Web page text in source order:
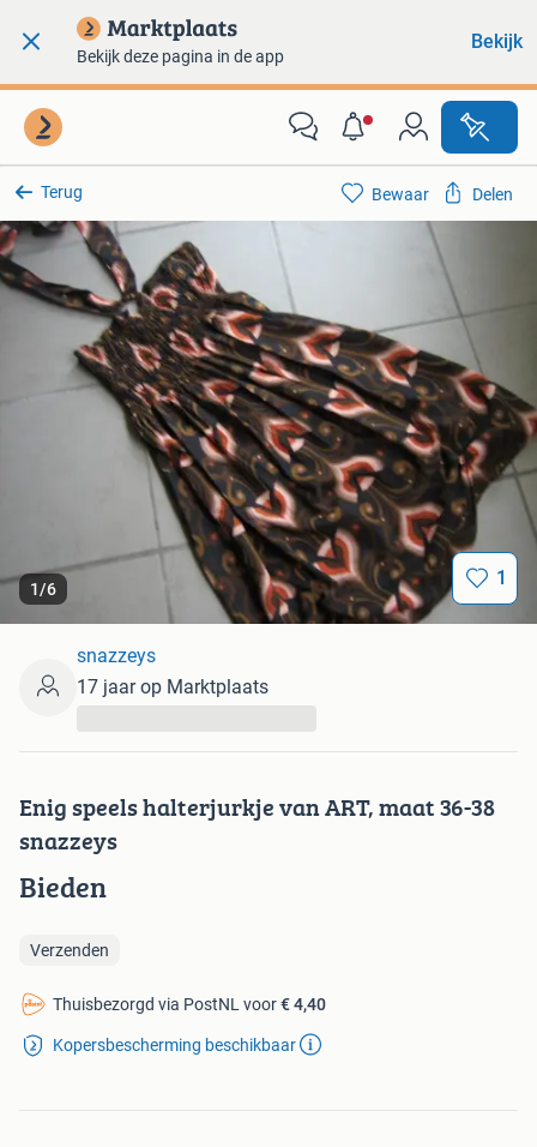
Bekijk deze pagina in de app
Bekijk
Terug
1/6 1
Bewaar Delen
Enig speels halterjurkje van ART, maat 36-38
snazzeys
Bieden
Verzenden
Thuisbezorgd via PostNL voor€ 4,40
Kopersbescherming beschikbaar
snazzeys
17 jaar op Marktplaats